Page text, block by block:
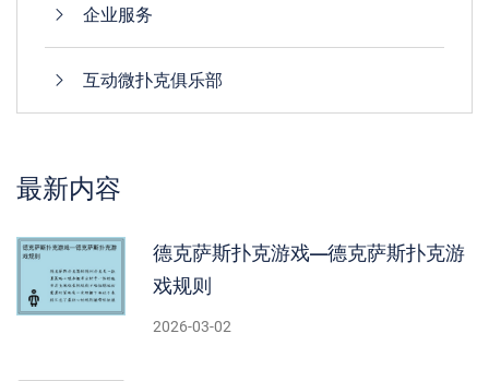
企业服务
互动微扑克俱乐部
最新内容
德克萨斯扑克游戏—德克萨斯扑克游
戏规则
2026-03-02